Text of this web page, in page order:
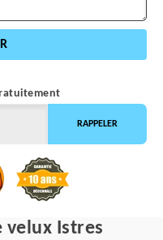
velux Istres